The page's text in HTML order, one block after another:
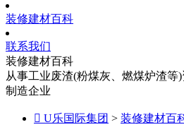
装修建材百科
联系我们
装修建材百科
从事工业废渣(粉煤灰、燃煤炉渣等
制造企业
 U乐国际集团 > 装修建材百